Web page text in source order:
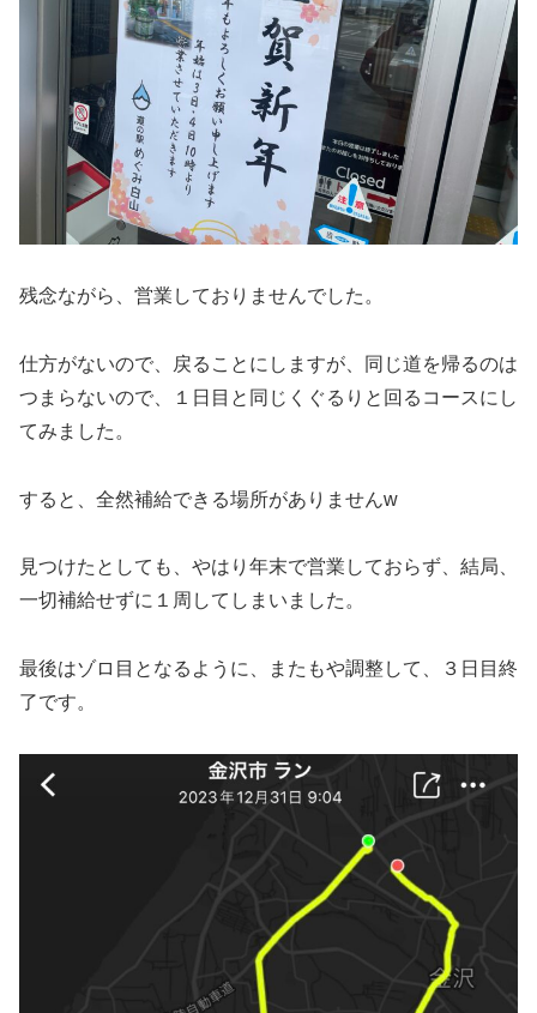
残念ながら、営業しておりませんでした。
仕方がないので、戻ることにしますが、同じ道を帰るのは
つまらないので、１日目と同じくぐるりと回るコースにし
てみました。
すると、全然補給できる場所がありませんw
見つけたとしても、やはり年末で営業しておらず、結局、
一切補給せずに１周してしまいました。
最後はゾロ目となるように、またもや調整して、３日目終
了です。